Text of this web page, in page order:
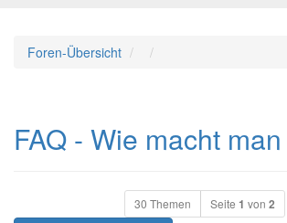
Foren-Übersicht
FAQ - Wie macht
30 Themen Seite 1 von 2